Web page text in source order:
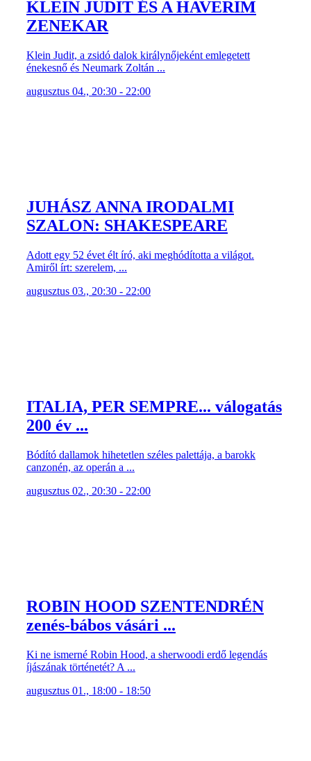
KLEIN JUDIT ÉS A HAVERIM
ZENEKAR
Klein Judit, a zsidó dalok királynőjeként emlegetett
énekesnő és Neumark Zoltán ...
augusztus 04., 20:30 - 22:00
JUHÁSZ ANNA IRODALMI
SZALON: SHAKESPEARE
Adott egy 52 évet élt író, aki meghódította a világot.
Amiről írt: szerelem, ...
augusztus 03., 20:30 - 22:00
ITALIA, PER SEMPRE... válogatás
200 év ...
Bódító dallamok hihetetlen széles palettája, a barokk
canzonén, az operán a ...
augusztus 02., 20:30 - 22:00
ROBIN HOOD SZENTENDRÉN
zenés-bábos vásári ...
Ki ne ismerné Robin Hood, a sherwoodi erdő legendás
íjászának történetét? A ...
augusztus 01., 18:00 - 18:50